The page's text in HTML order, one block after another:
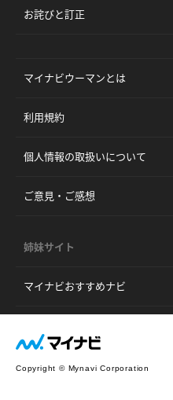
お詫びと訂正
マイナビウーマンとは
利用規約
個人情報の取扱いについて
ご意見・ご感想
姉妹サイト
マイナビおすすめナビ
Copyright © Mynavi Corporation